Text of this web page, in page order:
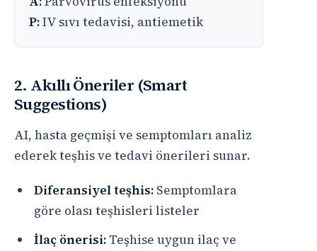
P:IV sıvı tedavisi, antiemetik
2. Akıllı Öneriler (Smart
Suggestions)
AI, hasta geçmişi ve semptomları analiz
ederek teşhis ve tedavi önerileri sunar.
Diferansiyel teşhis: Semptomlara
göre olası teşhisleri listeler
İlaç önerisi: Teşhise uygun ilaç ve